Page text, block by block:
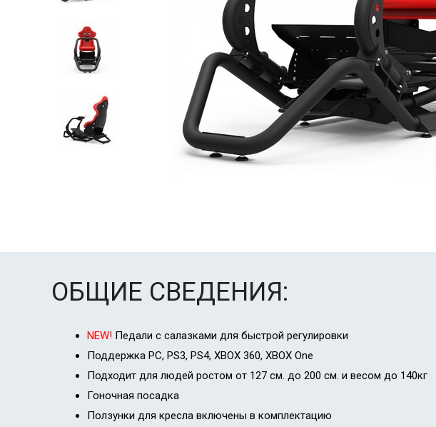
ОБЩИЕ СВЕДЕНИЯ:
NEW! Педали с салазками для быстрой регулировки
Поддержка PC, PS3, PS4, XBOX 360, XBOX One
Подходит для людей ростом от 127 см. до 200 см. и весом до 140кг
Гоночная посадка
Ползунки для кресла включены в комплектацию